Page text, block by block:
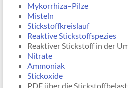
Mykorrhiza–Pilze
Misteln
Stickstoffkreislauf
Reaktive Stickstoffspezies
Reaktiver Stickstoff in der
Nitrate
Ammoniak
Stickoxide
PDF über die